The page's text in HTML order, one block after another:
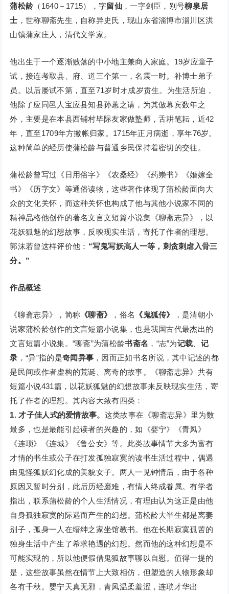
蒲松龄 （1640－1715），字留仙，一字剑臣，别号柳泉居
士 ，世称聊斋先生，自称异史氏，现山东省淄博市淄川区洪
山镇蒲家庄人，清代文学家。
他出生于一个逐渐败落的中小地主兼商人家庭。19岁应童子
试，接连考取县、府、道三个第一，名震一时。补博士弟子
员。以后屡试不第，直至71岁时オ成岁贡生。为生活所迫，
他除了应同邑人宝应县知县孙蕙之请，为其倣幕宾数年之
外，主要是在本县西铺村毕际友家做塾师，舌耕笔耘，近42
年，直至1709年方撇帐归家。1715年正月病逝，享年76岁。
这种简单的经历使蒲松龄与普通乡民保持着密切的交往。
蒲松龄曾写过《日用俗字》《农桑经》《药崇书》《婚嫁全
书》《历字文》等通俗读物，这些著作体现了蒲松龄面向大
众的文化关怀，而这种关怀也构成了他与其他小说家不同的
精神品格他创作的著名文言文短篇小说集《聊斋志异》，以
花妖狐魅的幻想故事，反映现实生活，寄托了作者的理想。
郭沫若曾这样评价他： “写鬼写妖高人一等，刺贪刺虐入骨三
分。”
作品概述
《聊斋志异》，简称 《聊斋》 ，俗名 《鬼狐传》
，是清朝小
说家蒲松龄创作的文言短篇小说集，也是我国古代最杰出的
文言短篇小说集。“聊斋”为蒲松龄书斋名 ，“志”为记载
记
录 ，“异”指的是奇闻异事 ，因而正如书名所说，其中记述的都
是民间或作者虚构的荒诞、离奇的故事。《聊斋志异》共有
短篇小说431篇，以花妖狐魅的幻想故事来反映现实生活，寄
托了作者的理想。其内容大致有四类：
1. 才子佳人式的爱情故事。 这类故事在《聊斋志异》里为数
最多，也是最能引起读者的兴趣的，如《婴宁》《青凤》
《连琐》《连城》《鲁公女》等。此类故事情节大多为富有
才情的书生或公子在打发孤独寂寞的读书生活过程中，偶遇
由鬼怪狐妖幻化成的美貌女子。两人一见钟情后，由于各种
原因又暂时分别，此后历经磨难，有情人终成眷属。有学者
指出，联系蒲松龄的个人生活情况，有理由认为这正是由他
自身孤独寂寞的际遇而产生的幻想。蒲松龄大半生都是离妻
别子，孤身一人在缙绅之家坐馆教书。他在长期寂寞孤苦的
独身生活中产生了希求艳遇的幻想。然而他的这种幻想是不
可能实现的，所以他便假借鬼狐故事聊以自慰。值得一提的
是，这些故事虽然在情节上大致相仿，但塑造的人物形象却
各有千秋。婴宁天真无邪，青凤温柔羞涩，连琐才华出